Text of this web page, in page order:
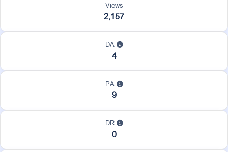
Views
2,157
DA
4
PA
9
DR
0